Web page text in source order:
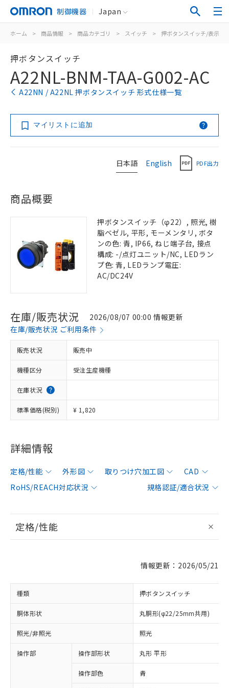
制御機器 Japan
ホーム > 商品情報 > 商品カテゴリ > スイッチ > 押ボタンスイッチ/表示灯
押ボタンスイッチ
A22NL-BNM-TAA-G002-AC
A22NN / A22NL 押ボタンスイッチ 形式仕様一覧
マイリストに追加
日本語 English PDF出力
商品概要
押ボタンスイッチ（φ22）, 照光, 樹
脂ベゼル, 平形, モーメンタリ, ボタ
ンの色: 青, IP66, ねじ端子台, 接点
構成: -/点灯ユニット/NC, LEDラン
プ色: 青, LEDランプ電圧:
AC/DC24V
在庫/販売状況
2026/08/07 00:00 情報更新
在庫/販売状況 ご利用条件
販売状況 販売中
機種区分 受注生産機種
在庫状況
標準価格(税別) ¥ 1,820
詳細情報
定格/性能 外形図 取りつけ穴加工図
CAD
RoHS/REACH対応状況
規格認証/適合状況
定格/性能
情報更新：2026/05/21
種類 押ボタンスイッチ
胴体形状 丸胴形(φ22/25mm共用)
照光/非照光 照光
操作部 操作部形状 丸形 平形
操作部色 青